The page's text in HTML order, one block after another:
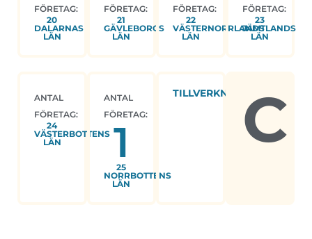
FÖRETAG:
20
DALARNAS
LÄN
FÖRETAG:
21
GÄVLEBORGS
LÄN
FÖRETAG:
22
VÄSTERNORRLANDS
LÄN
FÖRETAG:
23
JÄMTLANDS
LÄN
ANTAL
FÖRETAG:
24
VÄSTERBOTTENS
LÄN
ANTAL
FÖRETAG:
1
25
NORRBOTTENS
LÄN
TILLVERKNING C